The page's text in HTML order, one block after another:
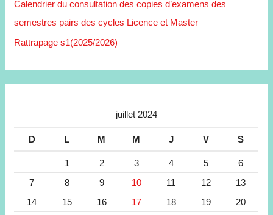
Calendrier du consultation des copies d’examens des
semestres pairs des cycles Licence et Master
Rattrapage s1(2025/2026)
juillet 2024
D L M M J V S
1 2 3 4 5
6
7
8 9 10 11 12
13
14
15 16 17 18 19
20